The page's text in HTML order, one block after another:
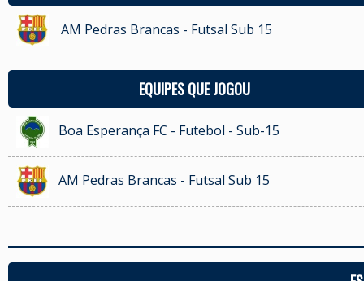
AM Pedras Brancas - Futsal Sub 15
EQUIPES QUE JOGOU
Boa Esperança FC - Futebol - Sub-15
AM Pedras Brancas - Futsal Sub 15